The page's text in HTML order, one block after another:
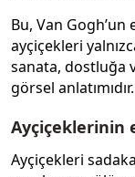
Bu, Van
ayçiçekleri
sanata, dostluğa
görsel anlatımıdır.
Ayçiçeklerinin
Ayçiçekleri